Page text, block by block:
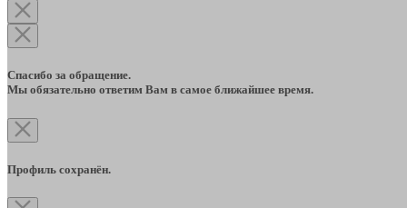
Спасибо за обращение.
Мы обязательно ответим Вам в самое ближайшее время.
Профиль сохранён.